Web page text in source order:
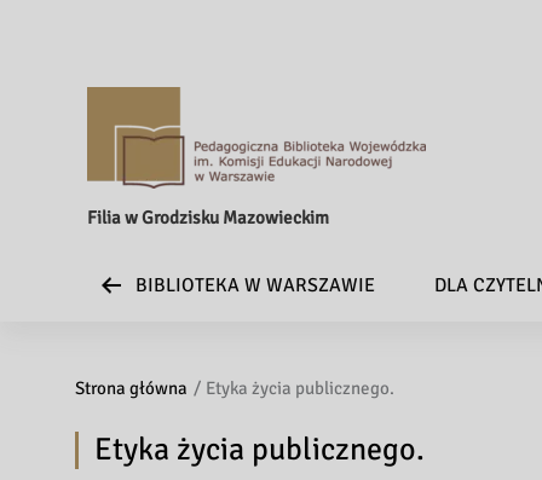
Filia w Grodzisku Mazowieckim
BIBLIOTEKA W WARSZAWIE DLA
Strona główna Etyka życia publicznego.
Etyka życia publicznego.